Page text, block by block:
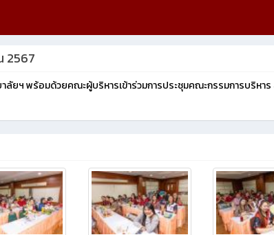
2567
ยฯ พร้อมด้วยคณะผู้บริหารเข้าร่วมการประชุมคณะกรรมการบริหา